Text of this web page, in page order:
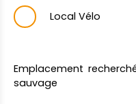
Local Vélo
Emplacement
sauvage